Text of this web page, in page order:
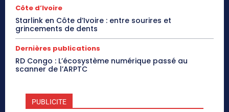
Côte d’Ivoire
Starlink en Côte d’Ivoire : entre sourires et
grincements de dents
Dernières publications
RD Congo : L’écosystème numérique passé au
scanner de l’ARPTC
PUBLICITE